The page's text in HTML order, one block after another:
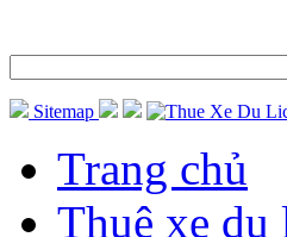
Sitemap
Trang chủ
Thuê xe du